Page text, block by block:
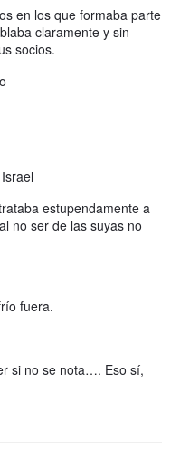
en los que formaba parte
claramente y sin
socios.
estupendamente a
no ser de las suyas no
fuera.
si no se nota…. Eso sí,